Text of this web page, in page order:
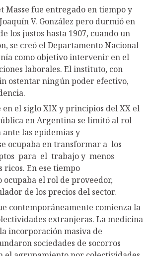
Masse fue entregado en tiempo y
V. González pero durmió en
los justos hasta 1907, cuando un
se creó el Departamento Nacional
como objetivo intervenir en el
laborales. El instituto, con
ostentar ningún poder efectivo,
en el siglo XIX y principios del XX el
en Argentina se limitó al rol
las epidemias y
ocupaba en transformar a los
para el trabajo y menos
ricos. En ese tiempo
ocupaba el rol de proveedor,
de los precios del sector.
contemporáneamente comienza la
extranjeras. La medicina
incorporación masiva de
sociedades de socorros